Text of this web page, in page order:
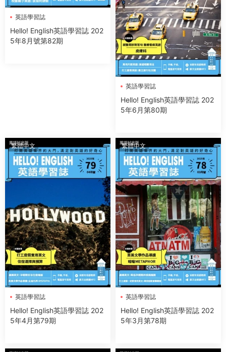
英語學習誌
Hello! English英語學習誌 202
5年8月號第82期
英語學習誌
Hello! English英語學習誌 202
5年6月第80期
繁體中文
英語學習誌
Hello! English英語學習誌 202
5年4月第79期
繁體中文
英語學習誌
Hello! English英語學習誌 202
5年3月第78期